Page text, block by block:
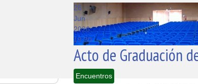
26
Jun
2026
19:30
Acto de Graduación
Encuentros